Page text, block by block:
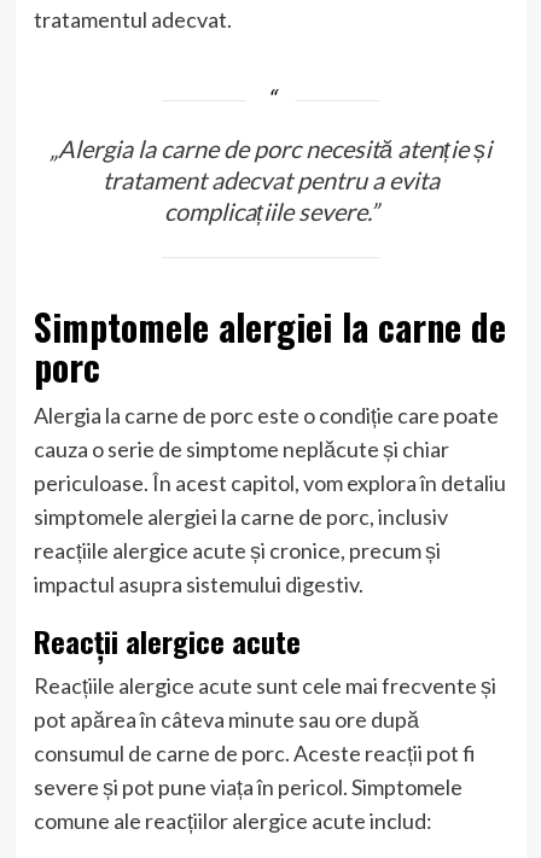
tratamentul adecvat.
„Alergia la carne de porc necesită atenție și
tratament adecvat pentru a evita
complicațiile severe.”
Simptomele alergiei la carne de
porc
Alergia la carne de porc este o condiție care poate
cauza o serie de simptome neplăcute și chiar
periculoase. În acest capitol, vom explora în detaliu
simptomele alergiei la carne de porc, inclusiv
reacțiile alergice acute și cronice, precum și
impactul asupra sistemului digestiv.
Reacții alergice acute
Reacțiile alergice acute sunt cele mai frecvente și
pot apărea în câteva minute sau ore după
consumul de carne de porc. Aceste reacții pot fi
severe și pot pune viața în pericol. Simptomele
comune ale reacțiilor alergice acute includ: